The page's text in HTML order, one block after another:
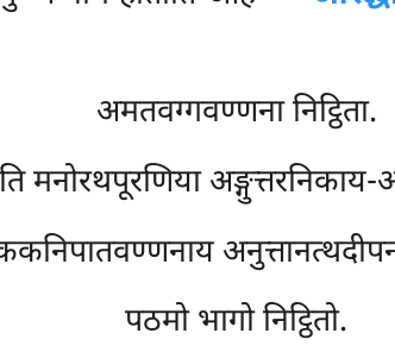
अमतवग्गवण्णना निट्ठिता.
मनोरथपूरणिया अङ्गुत्तरनिकाय-
पठमो भागो निट्ठितो.